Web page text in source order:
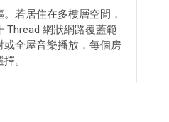
若居住在多樓層空間，
Thread 網狀網路覆蓋範
或全屋音樂播放，每個房
。